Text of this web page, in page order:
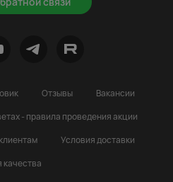
Отзывы
Вакансии
- правила проведения акции
Условия доставки
качества